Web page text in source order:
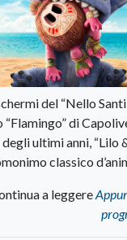
del “Nello
“Flamingo” di
ultimi anni, “Lilo
classico
a leggere